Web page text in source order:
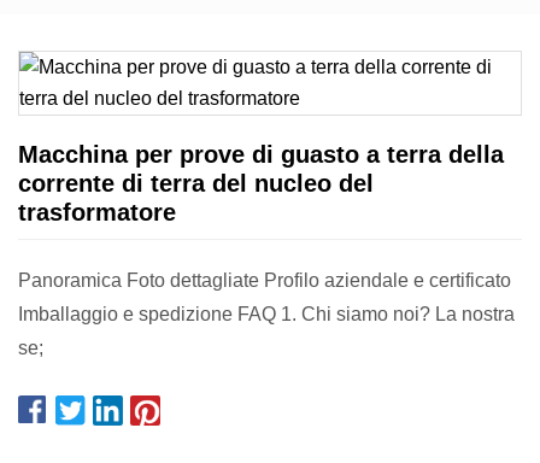
Macchina per prove di guasto a terra della
corrente di terra del nucleo del
trasformatore
Panoramica Foto dettagliate Profilo aziendale e certificato
Imballaggio e spedizione FAQ 1. Chi siamo noi? La nostra
se;